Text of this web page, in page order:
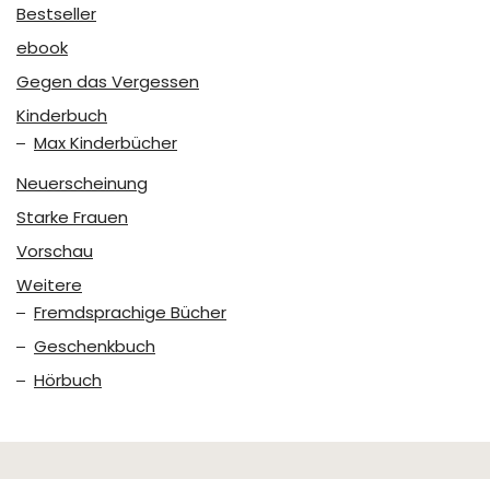
Bestseller
ebook
Gegen das Vergessen
Kinderbuch
Max Kinderbücher
Neuerscheinung
Starke Frauen
Vorschau
Weitere
Fremdsprachige Bücher
Geschenkbuch
Hörbuch